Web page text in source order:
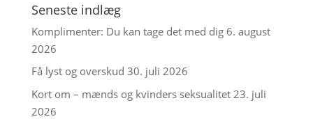
Seneste indlæg
Komplimenter: Du kan tage det med dig 6. august
2026
Få lyst og overskud 30. juli 2026
Kort om – mænds og kvinders seksualitet 23. juli
2026